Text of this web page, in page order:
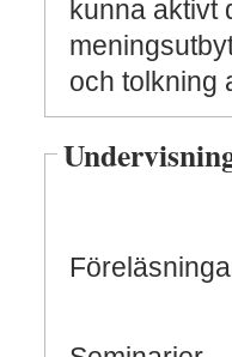
kunna aktivt
och tolkning